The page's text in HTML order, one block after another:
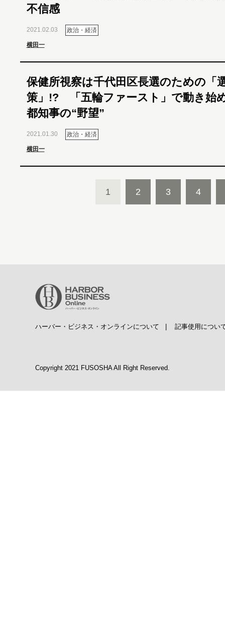
不信感
2021.02.03 政治・経済
横田一
保健所視察は千代田区長選のための「
策」!? 「五輪ファースト」で動き始
都知事の“野望”
2021.01.30 政治・経済
横田一
1 2 3 4
ハーバー・ビジネス・オンラインについて 記事使用につい
Copyright 2021 FUSOSHA All Right Reserved.